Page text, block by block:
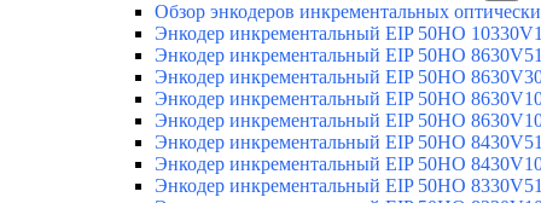
Обзор энкодеров инкрементальных
Энкодер инкрементальный EIP 50HO
Энкодер инкрементальный EIP 50HO
Энкодер инкрементальный EIP 50HO
Энкодер инкрементальный EIP 50HO
Энкодер инкрементальный EIP 50HO
Энкодер инкрементальный EIP 50HO
Энкодер инкрементальный EIP 50HO
Энкодер инкрементальный EIP 50HO